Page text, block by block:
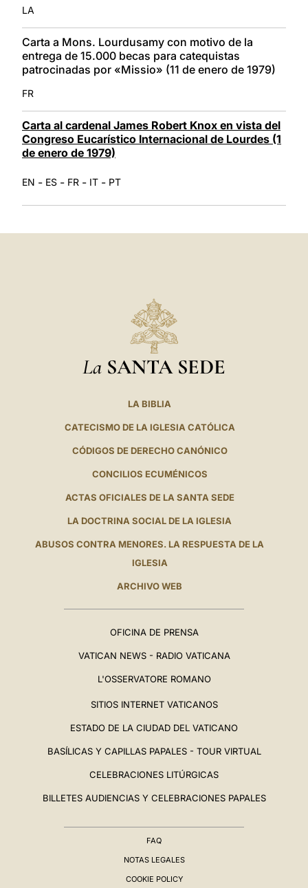
LA
Carta a Mons. Lourdusamy con motivo de la
entrega de 15.000 becas para catequistas
patrocinadas por «Missio» (11 de enero de 1979)
FR
Carta al cardenal James Robert Knox en vista del
Congreso Eucarístico Internacional de Lourdes (1
de enero de 1979)
EN - ES - FR - IT - PT
La SANTA SEDE
LA BIBLIA
CATECISMO DE LA IGLESIA CATÓLICA
CÓDIGOS DE DERECHO CANÓNICO
CONCILIOS ECUMÉNICOS
ACTAS OFICIALES DE LA SANTA SEDE
LA DOCTRINA SOCIAL DE LA IGLESIA
ABUSOS CONTRA MENORES. LA RESPUESTA DE LA
IGLESIA
ARCHIVO WEB
OFICINA DE PRENSA
VATICAN NEWS - RADIO VATICANA
L'OSSERVATORE ROMANO
SITIOS INTERNET VATICANOS
ESTADO DE LA CIUDAD DEL VATICANO
BASÍLICAS Y CAPILLAS PAPALES - TOUR VIRTUAL
CELEBRACIONES LITÚRGICAS
BILLETES AUDIENCIAS Y CELEBRACIONES PAPALES
FAQ
NOTAS LEGALES
COOKIE POLICY